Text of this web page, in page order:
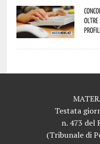
oltre
profili
Testata
n. 473 del
(Tribunale di